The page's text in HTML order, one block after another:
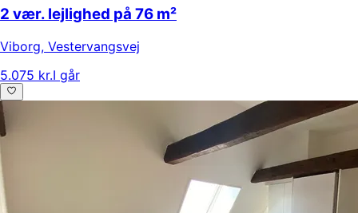
2 vær. lejlighed på 76 m²
Viborg, Vestervangsvej
5.075 kr.I går